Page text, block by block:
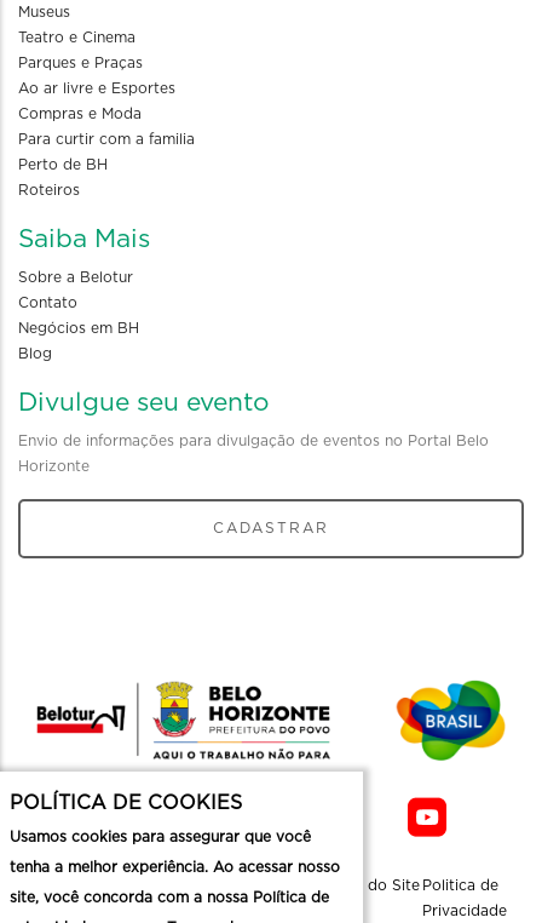
Museus
Teatro e Cinema
Parques e Praças
Ao ar livre e Esportes
Compras e Moda
Para curtir com a familia
Perto de BH
Roteiros
Saiba Mais
Sobre a Belotur
Contato
Negócios em BH
Blog
Divulgue seu evento
Envio de informações para divulgação de eventos no Portal Belo
Horizonte
CADASTRAR
Mapa do Site Politica de
Privacidade
POLÍTICA DE COOKIES
Usamos cookies para assegurar que você
tenha a melhor experiência. Ao acessar nosso
site, você concorda com a nossa Política de